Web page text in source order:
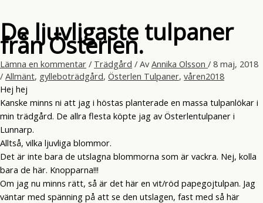
De ljuvligaste tulpaner
från Österlen.
Lämna en kommentar / Trädgård / Av Annika Olsson / 8 maj, 2018
/ Allmänt, gylleboträdgård, Österlen Tulpaner, våren2018
Hej hej
Kanske minns ni att jag i höstas planterade en massa tulpanlökar i
min trädgård. De allra flesta köpte jag av Österlentulpaner i
Lunnarp.
Alltså, vilka ljuvliga blommor.
Det är inte bara de utslagna blommorna som är vackra. Nej, kolla
bara de här. Knopparna!!!
Om jag nu minns rätt, så är det här en vit/röd papegojtulpan. Jag
väntar med spänning på att se den utslagen, fast med så här